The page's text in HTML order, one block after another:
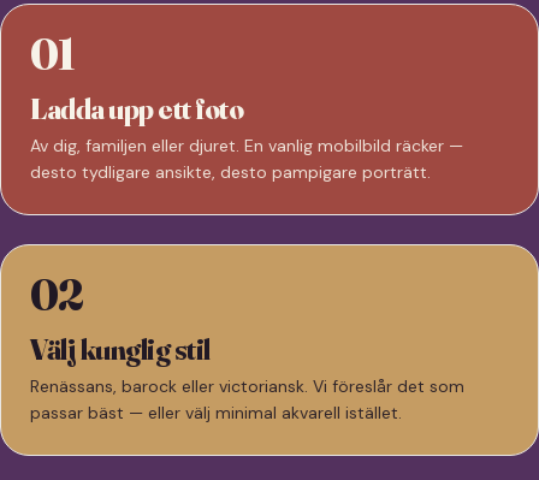
01
Ladda upp ett foto
Av dig, familjen eller djuret. En vanlig mobilbild räcker —
desto tydligare ansikte, desto pampigare porträtt.
02
Välj kunglig stil
Renässans, barock eller victoriansk. Vi föreslår det som
passar bäst — eller välj minimal akvarell istället.